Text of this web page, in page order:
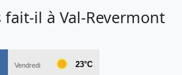
il à Val-Revermont